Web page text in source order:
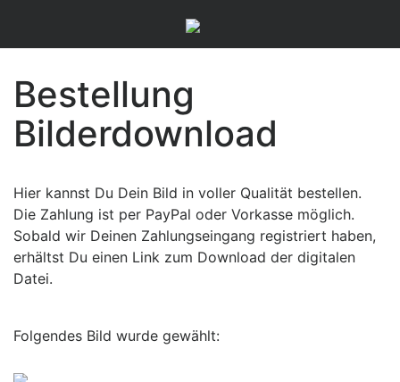
Bestellung
Bilderdownload
Hier kannst Du Dein Bild in voller Qualität bestellen.
Die Zahlung ist per PayPal oder Vorkasse möglich.
Sobald wir Deinen Zahlungseingang registriert haben,
erhältst Du einen Link zum Download der digitalen
Datei.
Folgendes Bild wurde gewählt: